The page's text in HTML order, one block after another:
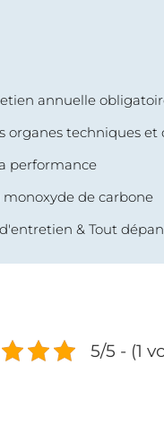
annuelle
organes techniques et
performance
de carbone
& Tout
5/5 - (1